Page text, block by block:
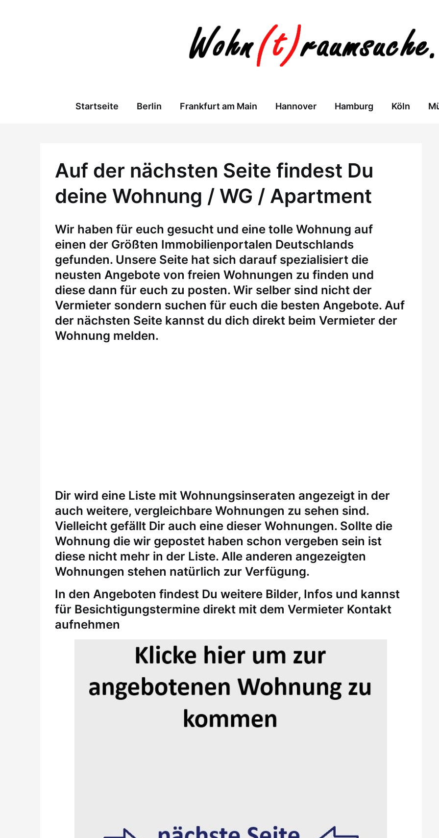
Startseite Berlin Frankfurt am Main Hannover Hamburg Köln
Auf der nächsten Seite findest Du
deine Wohnung / WG / Apartment
Wir haben für euch gesucht und eine tolle Wohnung auf
einen der Größten Immobilienportalen Deutschlands
gefunden. Unsere Seite hat sich darauf spezialisiert die
neusten Angebote von freien Wohnungen zu finden und
diese dann für euch zu posten. Wir selber sind nicht der
Vermieter sondern suchen für euch die besten Angebote. Auf
der nächsten Seite kannst du dich direkt beim Vermieter der
Wohnung melden.
Dir wird eine Liste mit Wohnungsinseraten angezeigt in der
auch weitere, vergleichbare Wohnungen zu sehen sind.
Vielleicht gefällt Dir auch eine dieser Wohnungen. Sollte die
Wohnung die wir gepostet haben schon vergeben sein ist
diese nicht mehr in der Liste. Alle anderen angezeigten
Wohnungen stehen natürlich zur Verfügung.
In den Angeboten findest Du weitere Bilder, Infos und kannst
für Besichtigungstermine direkt mit dem Vermieter Kontakt
aufnehmen